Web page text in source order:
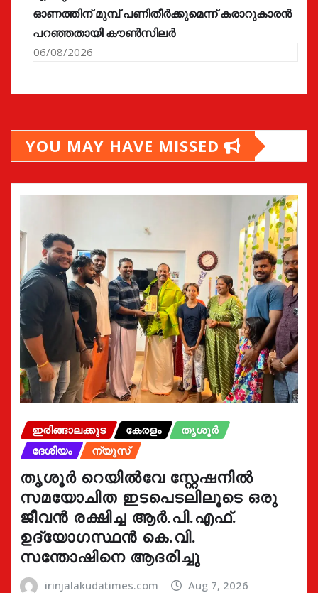
ഓണത്തിന് മുമ്പ് പണിതീർക്കുമെന്ന് കരാറുകാരൻ
പറഞ്ഞതായി കൗൺസിലർ
06/08/2026
YOU MAY HAVE MISSED
ഇരിങ്ങാലക്കുട കേരളം
തൃശൂർ
ദേശീയം
ന്യൂസ്
തൃശൂർ റെയിൽവേ സ്റ്റേഷനിൽ
സമയോചിത ഇടപെടലിലൂടെ ഒരു
ജീവൻ രക്ഷിച്ച ആർ.പി.എഫ്.
ഉദ്യോഗസ്ഥൻ കെ.വി.
സന്തോഷിനെ ആദരിച്ചു
irinjalakudatimes.com Aug 7, 2026